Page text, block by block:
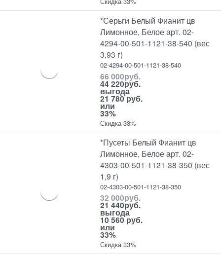
*Серьги Белый Фианит цв
Лимонное, Белое арт. 02-
4294-00-501-1121-38-540 (вес
3,93 г)
02-4294-00-501-1121-38-540
66 000руб.
44 220руб.
выгода
21 780 руб.
или
33%
Скидка 33%
*Пусеты Белый Фианит цв
Лимонное, Белое арт. 02-
4303-00-501-1121-38-350 (вес
1,9 г)
02-4303-00-501-1121-38-350
32 000руб.
21 440руб.
выгода
10 560 руб.
или
33%
Скидка 33%